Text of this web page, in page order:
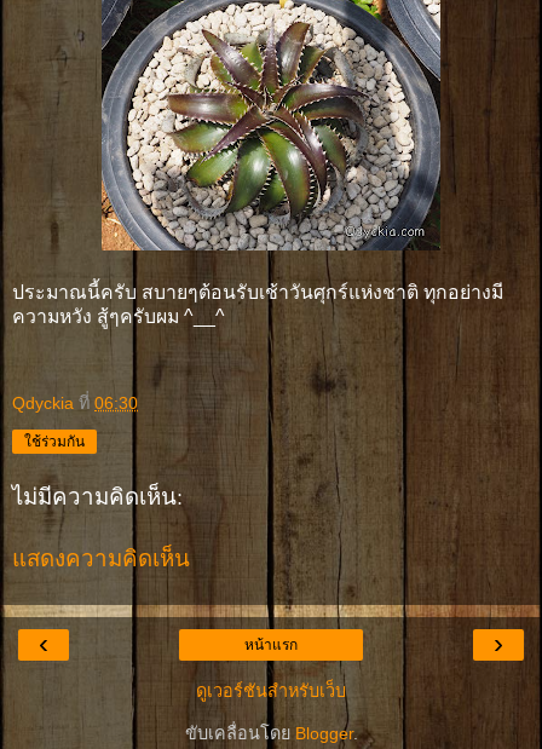
ประมาณนี้ครับ สบายๆต้อนรับเช้าวันศุกร์แห่งชาติ ทุกอย่างมี
ความหวัง สู้ๆครับผม ^__^
Qdyckia ที่ 06:30
ใช้ร่วมกัน
ไม่มีความคิดเห็น:
แสดงความคิดเห็น
‹ ›
หน้าแรก
ดูเวอร์ชันสำหรับเว็บ
ขับเคลื่อนโดย Blogger.